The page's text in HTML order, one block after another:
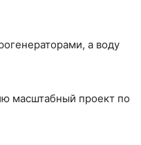
а воду
масштабный проект по